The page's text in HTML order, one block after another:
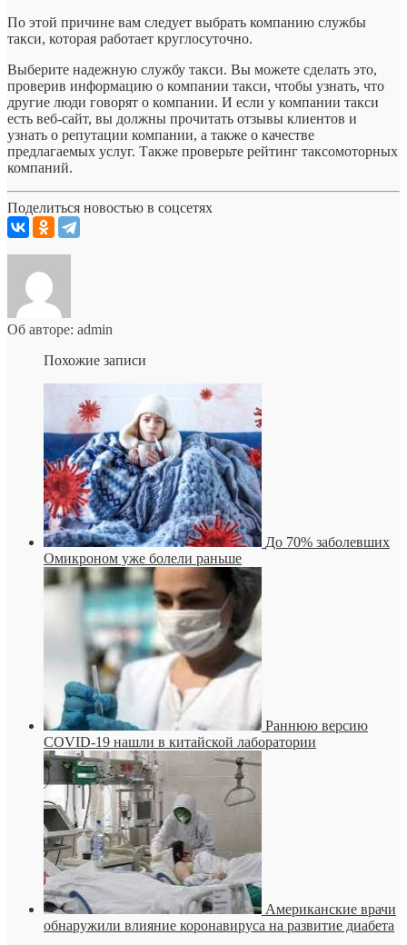
По этой причине вам следует выбрать компанию службы
такси, которая работает круглосуточно.
Выберите надежную службу такси. Вы можете сделать это,
проверив информацию о компании такси, чтобы узнать, что
другие люди говорят о компании. И если у компании такси
есть веб-сайт, вы должны прочитать отзывы клиентов и
узнать о репутации компании, а также о качестве
предлагаемых услуг. Также проверьте рейтинг таксомоторных
компаний.
Поделиться новостью в соцсетях
Об авторе: admin
Похожие записи
До 70% заболевших
Омикроном уже болели раньше
Раннюю версию
COVID-19 нашли в китайской лаборатории
Американские врачи
обнаружили влияние коронавируса на развитие диабета